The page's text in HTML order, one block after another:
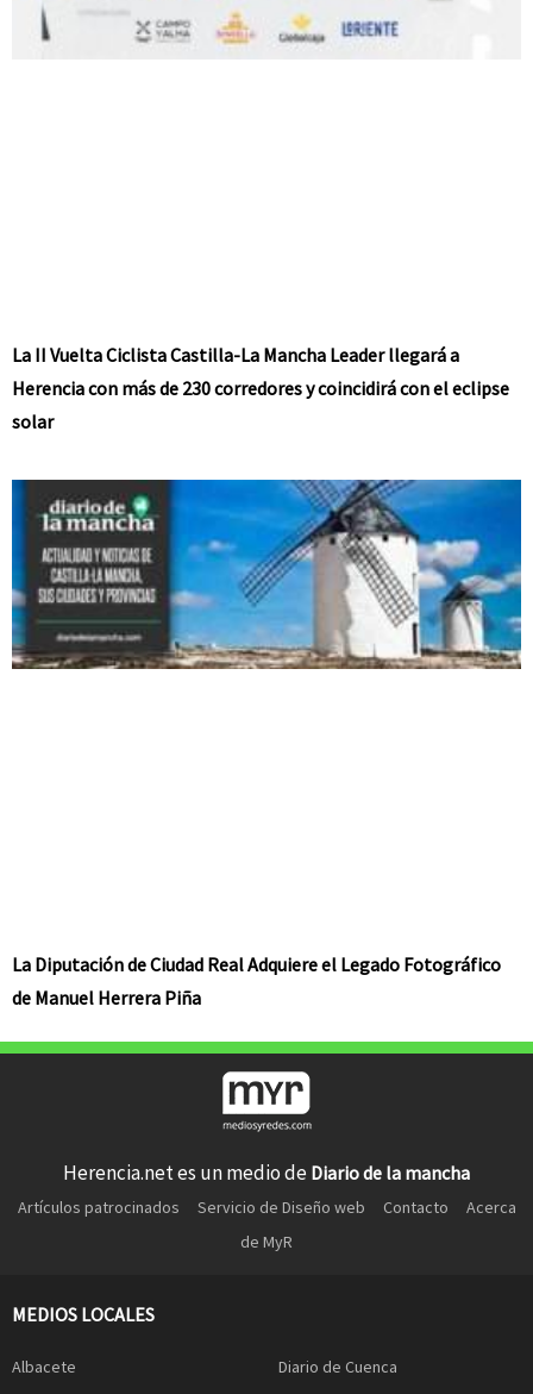
La II Vuelta Ciclista Castilla-La Mancha Leader llegará a
Herencia con más de 230 corredores y coincidirá con el eclipse
solar
La Diputación de Ciudad Real Adquiere el Legado Fotográfico
de Manuel Herrera Piña
Herencia.net es un medio de Diario de la mancha
Artículos patrocinados Servicio de Diseño web Contacto
Acerca
de MyR
MEDIOS LOCALES
Albacete
Diario de Cuenca